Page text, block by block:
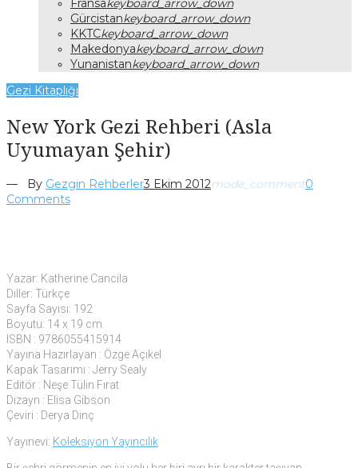
Fransakeyboard_arrow_down
Gürcistankeyboard_arrow_down
KKTCkeyboard_arrow_down
Makedonyakeyboard_arrow_down
Yunanistankeyboard_arrow_down
Gezi Kitaplığı
New York Gezi Rehberi (Asla
Uyumayan Şehir)
— By Gezgin Rehberler3 Ekim 2012mode_comment0
Comments
Yazar: Katherine Cancila
Diller: Türkçe
Sayfa Sayısı: 192
Boyutu: 14 x 19 cm.
ISBN : 9786055415914
Yayına Hazırlayan : Özge Açıkel
Kapak Tasarımı : Jerry Sealy
Editör : Neşe Tülin Fırat
Dizayn : Elisa Gibson
Çeviri : Derya Dinç
Yayınevi: Koleksiyon Yayıncılık